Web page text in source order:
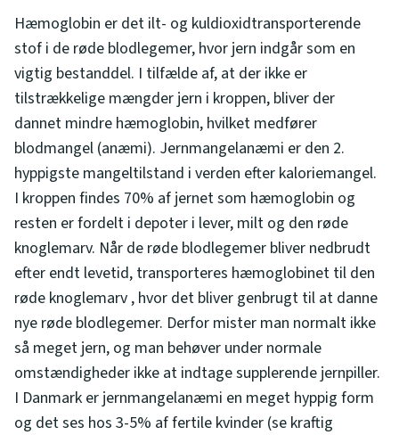
Hæmoglobin er det ilt- og kuldioxidtransporterende
stof i de røde blodlegemer, hvor jern indgår som en
vigtig bestanddel. I tilfælde af, at der ikke er
tilstrækkelige mængder jern i kroppen, bliver der
dannet mindre hæmoglobin, hvilket medfører
blodmangel (anæmi). Jernmangelanæmi er den 2.
hyppigste mangeltilstand i verden efter kaloriemangel.
I kroppen findes 70% af jernet som hæmoglobin og
resten er fordelt i depoter i lever, milt og den røde
knoglemarv. Når de røde blodlegemer bliver nedbrudt
efter endt levetid, transporteres hæmoglobinet til den
røde knoglemarv , hvor det bliver genbrugt til at danne
nye røde blodlegemer. Derfor mister man normalt ikke
så meget jern, og man behøver under normale
omstændigheder ikke at indtage supplerende jernpiller.
I Danmark er jernmangelanæmi en meget hyppig form
og det ses hos 3-5% af fertile kvinder (se kraftig